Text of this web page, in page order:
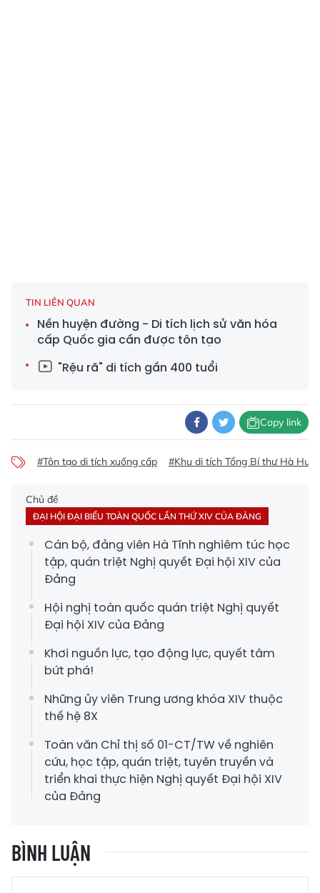
TIN LIÊN QUAN
Nền huyện đường - Di tích lịch sử văn hóa
cấp Quốc gia cần được tôn tạo
"Rệu rã" di tích gần 400 tuổi
Copy link
#Tôn tạo di tích xuống cấp #Khu di tích Tổng Bí thư Hà Huy
Chủ đề
ĐẠI HỘI ĐẠI BIỂU TOÀN QUỐC LẦN THỨ XIV CỦA ĐẢNG
Cán bộ, đảng viên Hà Tĩnh nghiêm túc học
tập, quán triệt Nghị quyết Đại hội XIV của
Đảng
Hội nghị toàn quốc quán triệt Nghị quyết
Đại hội XIV của Đảng
Khơi nguồn lực, tạo động lực, quyết tâm
bứt phá!
Những ủy viên Trung ương khóa XIV thuộc
thế hệ 8X
Toàn văn Chỉ thị số 01-CT/TW về nghiên
cứu, học tập, quán triệt, tuyên truyền và
triển khai thực hiện Nghị quyết Đại hội XIV
của Đảng
BÌNH LUẬN